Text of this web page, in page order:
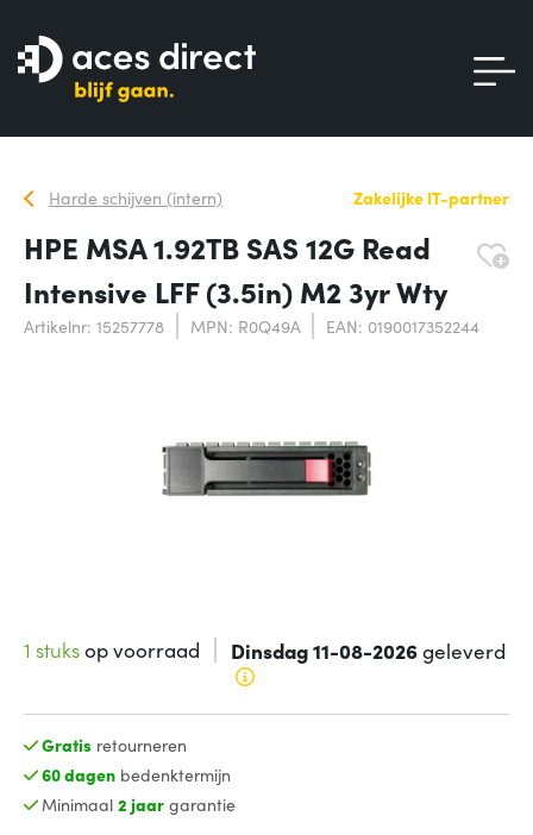
Harde schijven (intern) Zakelijke IT-partner
HPE MSA 1.92TB SAS 12G Read
Intensive LFF (3.5in) M2 3yr Wty
Artikelnr: 15257778 MPN: R0Q49A EAN: 0190017352244
1 stuksop voorraad Dinsdag 11-08-2026geleverd
Gratis retourneren
60 dagenbedenktermijn
Minimaal 2 jaargarantie